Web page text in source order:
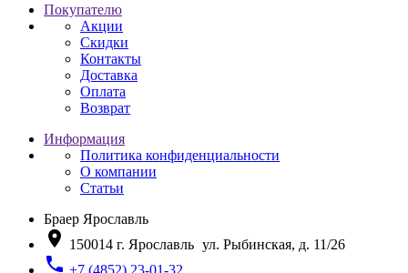
Покупателю
Акции
Скидки
Контакты
Доставка
Оплата
Возврат
Информация
Политика конфиденциальности
О компании
Статьи
Браер Ярославль
location_on 150014 г. Ярославль ул. Рыбинская, д. 11/26
phone +7 (4852) 23-01-32